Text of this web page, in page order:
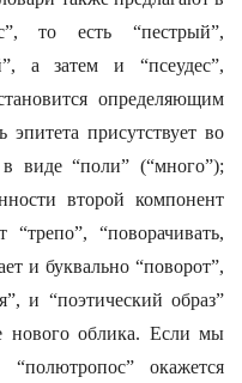
то есть “пестрый”,
а затем и “псеудес”,
определяющим
эпитета присутствует во
виде “поли” (“много”);
второй компонент
“поворачивать,
и буквально “поворот”,
и “поэтический образ”
нового облика. Если мы
окажется